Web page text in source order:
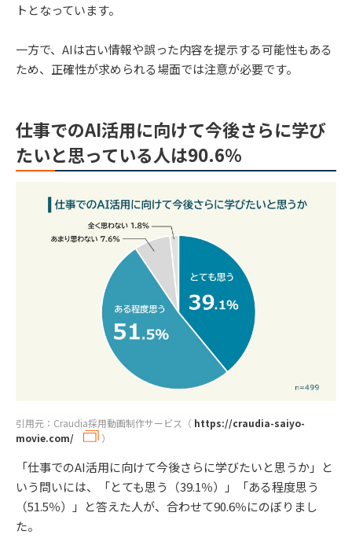
トとなっています。
一方で、AIは古い情報や誤った内容を提示する可能性もある
ため、正確性が求められる場面では注意が必要です。
仕事でのAI活用に向けて今後さらに学び
たいと思っている人は90.6％
引用元：Craudia採用動画制作サービス（ https://craudia-saiyo-
movie.com/
）
「仕事でのAI活用に向けて今後さらに学びたいと思うか」と
いう問いには、「とても思う（39.1％）」「ある程度思う
（51.5％）」と答えた人が、合わせて90.6％にのぼりまし
た。